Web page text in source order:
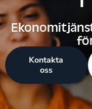
Kontakta
oss